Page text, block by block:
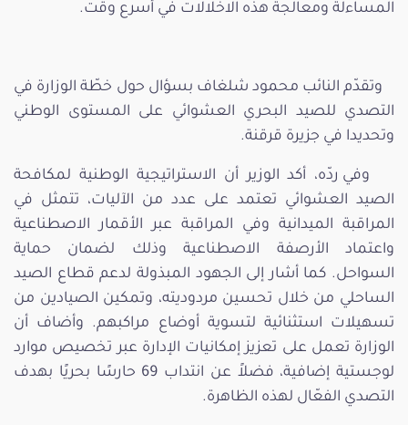
المساءلة ومعالجة هذه الاخلالات في أسرع وقت.
وتقدّم النائب محمود شلغاف بسؤال حول خطّة الوزارة في
التصدي للصيد البحري العشوائي على المستوى الوطني
وتحديدا في جزيرة قرقنة.
وفي ردّه، أكد الوزير أن الاستراتيجية الوطنية لمكافحة
الصيد العشوائي تعتمد على عدد من الآليات، تتمثل في
المراقبة الميدانية وفي المراقبة عبر الأقمار الاصطناعية
واعتماد الأرصفة الاصطناعية وذلك لضمان حماية
السواحل. كما أشار إلى الجهود المبذولة لدعم قطاع الصيد
الساحلي من خلال تحسين مردوديته، وتمكين الصيادين من
تسهيلات استثنائية لتسوية أوضاع مراكبهم. وأضاف أن
الوزارة تعمل على تعزيز إمكانيات الإدارة عبر تخصيص موارد
لوجستية إضافية، فضلاً عن انتداب 69 حارسًا بحريًا بهدف
التصدي الفعّال لهذه الظاهرة.